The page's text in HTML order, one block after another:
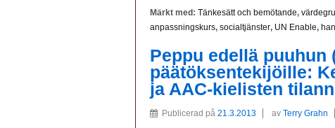
Märkt med: Tänkesätt och bemötande,
anpassningskurs, socialtjänster, UN Enable,
Peppu edellä puuhun
päätöksentekijöille:
ja AAC-kielisten
Publicerad på 21.3.2013 av Terry Grahn